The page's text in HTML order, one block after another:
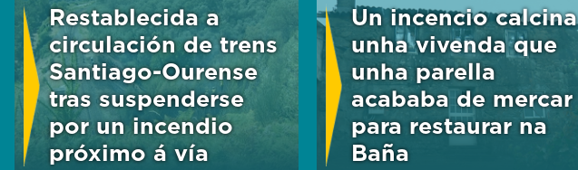
Restablecida a
circulación de trens
Santiago-Ourense
tras suspenderse
por un incendio
próximo á vía
Un incencio calcina
unha vivenda que
unha parella
acababa de mercar
para restaurar na
Baña